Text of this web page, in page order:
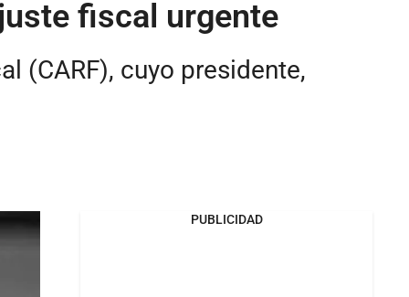
fiscal urgente
(CARF), cuyo presidente,
PUBLICIDAD